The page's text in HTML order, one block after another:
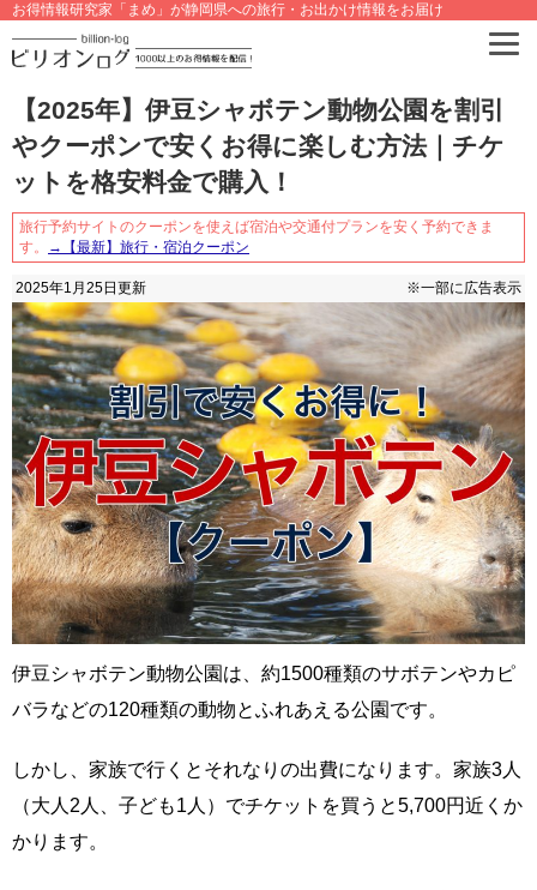
お得情報研究家「まめ」が静岡県への旅行・お出かけ情報をお届け
【2025年】伊豆シャボテン動物公園を割引
やクーポンで安くお得に楽しむ方法｜チケ
ットを格安料金で購入！
旅行予約サイトのクーポンを使えば宿泊や交通付プランを安く予約できま
す。
→【最新】旅行・宿泊クーポン
2025年1月25日 更新 ※一部に広告表示
伊豆シャボテン動物公園は、約1500種類のサボテンやカピ
バラなどの120種類の動物とふれあえる公園です。
しかし、家族で行くとそれなりの出費になります。家族3人
（大人2人、子ども1人）でチケットを買うと5,700円近くか
かります。